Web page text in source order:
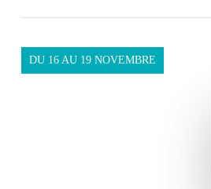
DU 16 AU 19 NOVEMBRE